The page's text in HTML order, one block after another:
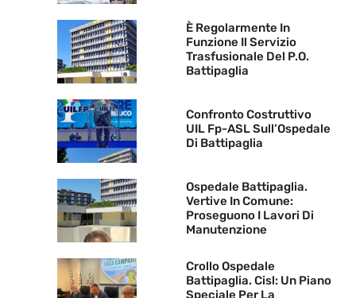
È Regolarmente In
Funzione Il Servizio
Trasfusionale Del P.O.
Battipaglia
Confronto Costruttivo
UIL Fp-ASL Sull’Ospedale
Di Battipaglia
Ospedale Battipaglia.
Vertive In Comune:
Proseguono I Lavori Di
Manutenzione
Crollo Ospedale
Battipaglia. Cisl: Un Piano
Speciale Per La